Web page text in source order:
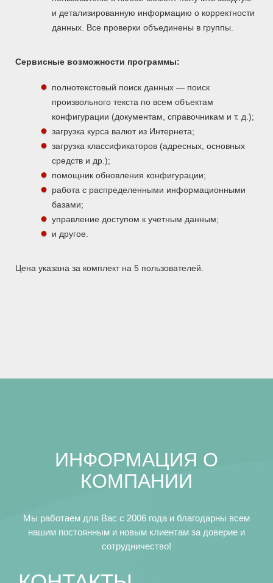
и детализированную информацию о корректности
данных. Все проверки объединены в группы.
Сервисные возможности программы:
полнотекстовый поиск данных — поиск
произвольного текста по всем объектам
конфигурации (документам, справочникам и т. д.);
загрузка курса валют из Интернета;
загрузка классификаторов (адресных, основных
средств и др.);
помощник обновления конфигурации;
работа с распределенными информационными
базами;
управление доступом к учетным данным;
и другое.
Цена указана за комплект на 5 пользователей.
ИНФОРМАЦИЯ О
КОМПАНИИ
Мы работаем для Вас с 2006 года и благодарны всем
нашим постоянным и новым клиентам за доверие и
сотрудничество!